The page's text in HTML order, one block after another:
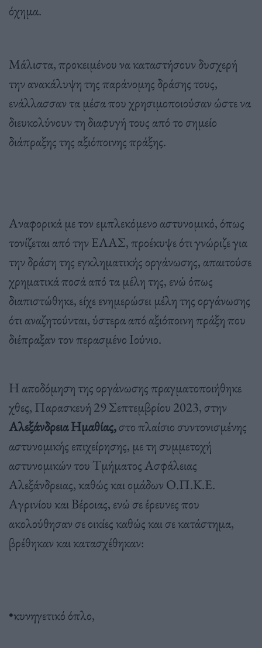
όχημα.
Μάλιστα, προκειμένου να καταστήσουν δυσχερή
την ανακάλυψη της παράνομης δράσης τους,
ενάλλασσαν τα μέσα που χρησιμοποιούσαν ώστε να
διευκολύνουν τη διαφυγή τους από το σημείο
διάπραξης της αξιόποινης πράξης.
Αναφορικά με τον εμπλεκόμενο αστυνομικό, όπως
τονίζεται από την ΕΛΑΣ, προέκυψε ότι γνώριζε για
την δράση της εγκληματικής οργάνωσης, απαιτούσε
χρηματικά ποσά από τα μέλη της, ενώ όπως
διαπιστώθηκε, είχε ενημερώσει μέλη της οργάνωσης
ότι αναζητούνται, ύστερα από αξιόποινη πράξη που
διέπραξαν τον περασμένο Ιούνιο.
Η αποδόμηση της οργάνωσης πραγματοποιήθηκε
χθες, Παρασκευή 29 Σεπτεμβρίου 2023, στην
Αλεξάνδρεια Ημαθίας,στο πλαίσιο συντονισμένης
αστυνομικής επιχείρησης, με τη συμμετοχή
αστυνομικών του Τμήματος Ασφάλειας
Αλεξάνδρειας, καθώς και ομάδων Ο.Π.Κ.Ε.
Αγρινίου και Βέροιας, ενώ σε έρευνες που
ακολούθησαν σε οικίες καθώς και σε κατάστημα,
βρέθηκαν και κατασχέθηκαν:
•κυνηγετικό όπλο,